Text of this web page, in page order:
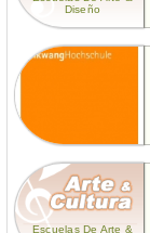
Diseño
Escuelas De Arte &